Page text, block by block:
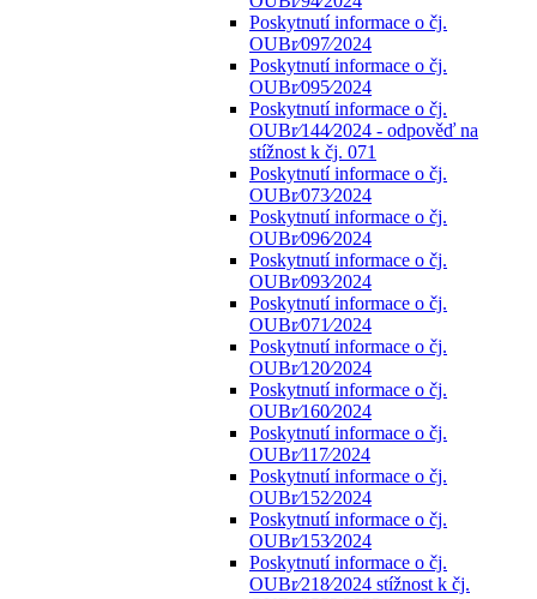
Poskytnutí informace o čj.
OUBr⁄097⁄2024
Poskytnutí informace o čj.
OUBr⁄095⁄2024
Poskytnutí informace o čj.
OUBr⁄144⁄2024 - odpověď na
stížnost k čj. 071
Poskytnutí informace o čj.
OUBr⁄073⁄2024
Poskytnutí informace o čj.
OUBr⁄096⁄2024
Poskytnutí informace o čj.
OUBr⁄093⁄2024
Poskytnutí informace o čj.
OUBr⁄071⁄2024
Poskytnutí informace o čj.
OUBr⁄120⁄2024
Poskytnutí informace o čj.
OUBr⁄160⁄2024
Poskytnutí informace o čj.
OUBr⁄117⁄2024
Poskytnutí informace o čj.
OUBr⁄152⁄2024
Poskytnutí informace o čj.
OUBr⁄153⁄2024
Poskytnutí informace o čj.
OUBr⁄218⁄2024 stížnost k čj.